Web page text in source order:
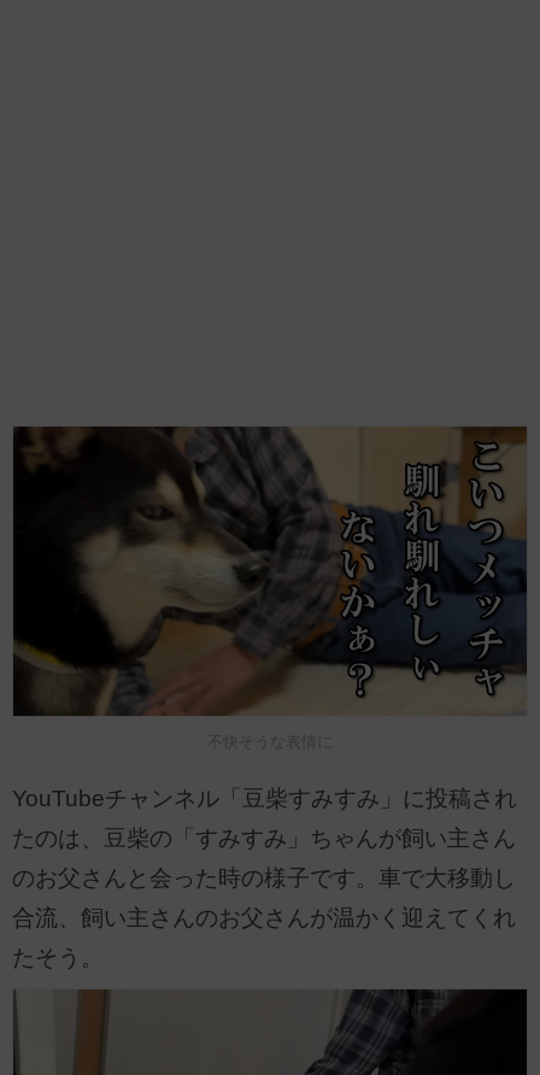
不快そうな表情に
YouTubeチャンネル「豆柴すみすみ」に投稿され
たのは、豆柴の「すみすみ」ちゃんが飼い主さん
のお父さんと会った時の様子です。車で大移動し
合流、飼い主さんのお父さんが温かく迎えてくれ
たそう。